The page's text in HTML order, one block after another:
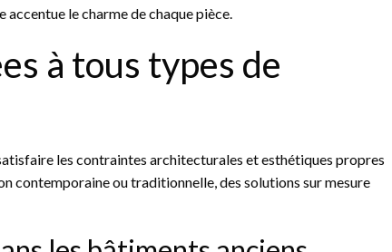
le charme de chaque pièce.
à tous types de
les contraintes architecturales et esthétiques propres
contemporaine ou traditionnelle, des solutions sur mesure